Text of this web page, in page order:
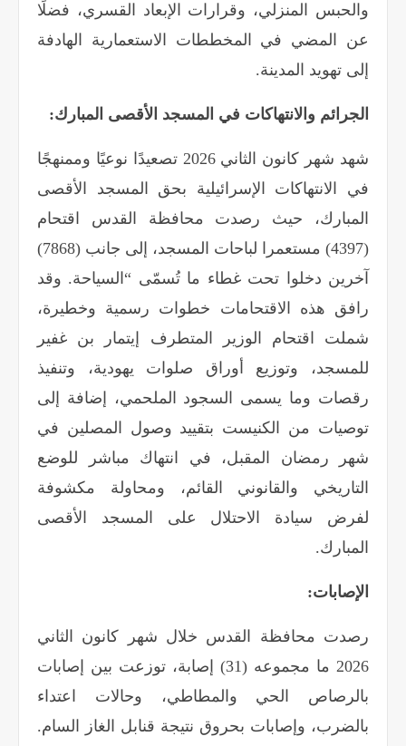
والحبس المنزلي، وقرارات الإبعاد القسري، فضلًا
عن المضي في المخططات الاستعمارية الهادفة
إلى تهويد المدينة.
الجرائم والانتهاكات في المسجد الأقصى المبارك:
شهد شهر كانون الثاني 2026 تصعيدًا نوعيًا وممنهجًا
في الانتهاكات الإسرائيلية بحق المسجد الأقصى
المبارك، حيث رصدت محافظة القدس اقتحام
(4397) مستعمرا لباحات المسجد، إلى جانب (7868)
آخرين دخلوا تحت غطاء ما تُسمّى “السياحة. وقد
رافق هذه الاقتحامات خطوات رسمية وخطيرة،
شملت اقتحام الوزير المتطرف إيتمار بن غفير
للمسجد، وتوزيع أوراق صلوات يهودية، وتنفيذ
رقصات وما يسمى السجود الملحمي، إضافة إلى
توصيات من الكنيست بتقييد وصول المصلين في
شهر رمضان المقبل، في انتهاك مباشر للوضع
التاريخي والقانوني القائم، ومحاولة مكشوفة
لفرض سيادة الاحتلال على المسجد الأقصى
المبارك.
الإصابات:
رصدت محافظة القدس خلال شهر كانون الثاني
2026 ما مجموعه (31) إصابة، توزعت بين إصابات
بالرصاص الحي والمطاطي، وحالات اعتداء
بالضرب، وإصابات بحروق نتيجة قنابل الغاز السام.